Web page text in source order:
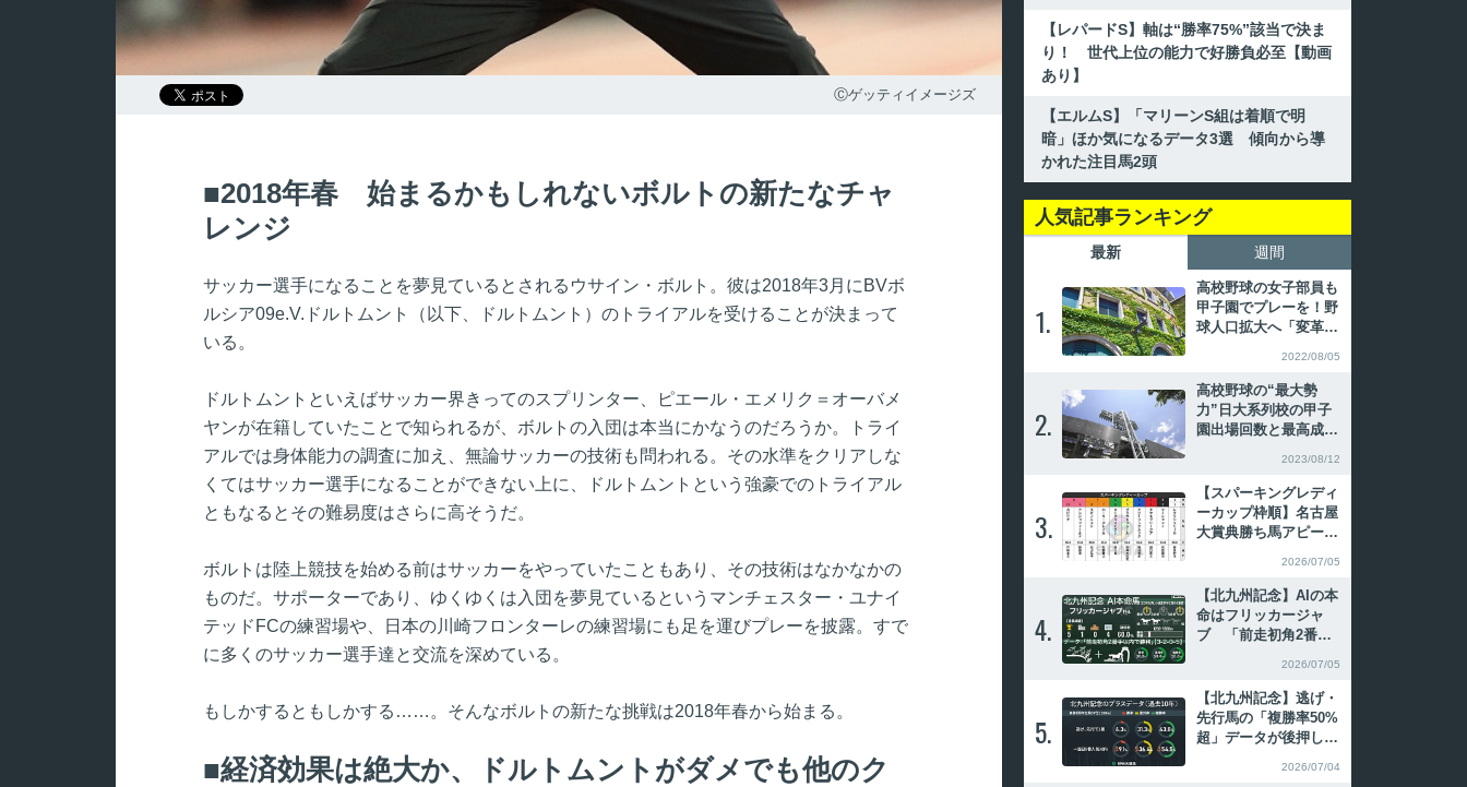
Ⓒゲッティイメージズ
2018年春 始まるかもしれないボルトの新たなチャ
レンジ
サッカー選手になることを夢見ているとされるウサイン・ボルト。彼は2018年3月にBVボ
ルシア09e.V.ドルトムント（以下、ドルトムント）のトライアルを受けることが決まって
いる。
ドルトムントといえばサッカー界きってのスプリンター、ピエール・エメリク＝オーバメ
ヤンが在籍していたことで知られるが、ボルトの入団は本当にかなうのだろうか。トライ
アルでは身体能力の調査に加え、無論サッカーの技術も問われる。その水準をクリアしな
くてはサッカー選手になることができない上に、ドルトムントという強豪でのトライアル
ともなるとその難易度はさらに高そうだ。
ボルトは陸上競技を始める前はサッカーをやっていたこともあり、その技術はなかなかの
ものだ。サポーターであり、ゆくゆくは入団を夢見ているというマンチェスター・ユナイ
テッドFCの練習場や、日本の川崎フロンターレの練習場にも足を運びプレーを披露。すで
に多くのサッカー選手達と交流を深めている。
もしかするともしかする……。そんなボルトの新たな挑戦は2018年春から始まる。
経済効果は絶大か、ドルトムントがダメでも他のク
【レパードS】軸は“勝率75%”該当で決ま
り！ 世代上位の能力で好勝負必至【動画
あり】
【エルムS】「マリーンS組は着順で明
暗」ほか気になるデータ3選 傾向から導
かれた注目馬2頭
人気記事ランキング
最新 週間
1.
高校野球の女子部員も
甲子園でプレーを！野
球人口拡大へ「変革の
2022/08/05
2.
高校野球の“最大勢
力”日大系列校の甲子
園出場回数と最高成
2023/08/12
3.
【スパーキングレディ
ーカップ枠順】名古屋
大賞典勝ち馬アピーリ
のカピリナは8枠10番
2026/07/05
4.
【北九州記念】AIの本
命はフリッカージャ
ブ 「前走初角2番手
2026/07/05
5.
【北九州記念】逃げ・
先行馬の「複勝率50%
超」データが後押し
2026/07/04